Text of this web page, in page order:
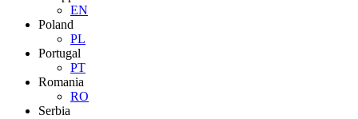
EN
Poland
PL
Portugal
PT
Romania
RO
Serbia